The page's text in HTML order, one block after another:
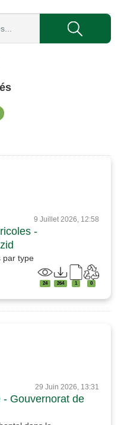
9 Juillet 2026, 12:58
-
par type
24 264 1 0
29 Juin 2026, 13:31
- Gouvernorat de